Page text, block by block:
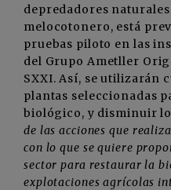
depredadores
melocotonero, está
pruebas piloto en las
del Grupo Ametller
SXXI. Así, se utilizarán
plantas seleccionadas
biológico, y disminuir
de las acciones que
con lo que se quiere
sector para restaurar la
explotaciones agrícolas